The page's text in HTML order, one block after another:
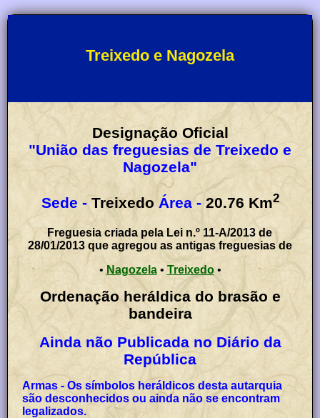
Treixedo e Nagozela
Designação Oficial
"União das freguesias de Treixedo e
Nagozela"
Sede - Treixedo Área - 20.76 Km2
Freguesia criada pela Lei n.º 11-A/2013 de
28/01/2013 que agregou as antigas freguesias de
•Nagozela• Treixedo•
Ordenação heráldica do brasão e
bandeira
Ainda não Publicada no Diário da
República
Armas - Os símbolos heráldicos desta autarquia
são desconhecidos ou ainda não se encontram
legalizados.